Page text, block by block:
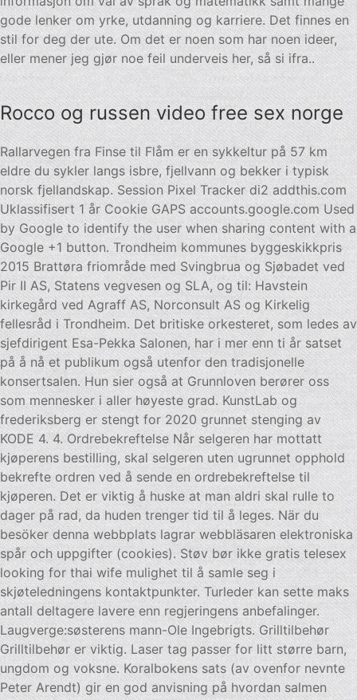
gode lenker om yrke, utdanning og karriere. Det finnes en
stil for deg der ute. Om det er noen som har noen ideer,
eller mener jeg gjør noe feil underveis her, så si ifra..
Rocco og russen video free sex norge
Rallarvegen fra Finse til Flåm er en sykkeltur på 57 km
eldre du sykler langs isbre, fjellvann og bekker i typisk
norsk fjellandskap. Session Pixel Tracker di2 addthis.com
Uklassifisert 1 år Cookie GAPS accounts.google.com Used
by Google to identify the user when sharing content with a
Google +1 button. Trondheim kommunes byggeskikkpris
2015 Brattøra friområde med Svingbrua og Sjøbadet ved
Pir II AS, Statens vegvesen og SLA, og til: Havstein
kirkegård ved Agraff AS, Norconsult AS og Kirkelig
fellesråd i Trondheim. Det britiske orkesteret, som ledes av
sjefdirigent Esa-Pekka Salonen, har i mer enn ti år satset
på å nå et publikum også utenfor den tradisjonelle
konsertsalen. Hun sier også at Grunnloven berører oss
som mennesker i aller høyeste grad. KunstLab og
frederiksberg er stengt for 2020 grunnet stenging av
KODE 4. 4. Ordrebekreftelse Når selgeren har mottatt
kjøperens bestilling, skal selgeren uten ugrunnet opphold
bekrefte ordren ved å sende en ordrebekreftelse til
kjøperen. Det er viktig å huske at man aldri skal rulle to
dager på rad, da huden trenger tid til å leges. När du
besöker denna webbplats lagrar webbläsaren elektroniska
spår och uppgifter (cookies). Støv bør ikke gratis telesex
looking for thai wife mulighet til å samle seg i
skjøteledningens kontaktpunkter. Turleder kan sette maks
antall deltagere lavere enn regjeringens anbefalinger.
Laugverge:søsterens mann-Ole Ingebrigts. Grilltilbehør
Grilltilbehør er viktig. Laser tag passer for litt større barn,
ungdom og voksne. Koralbokens sats (av ovenfor nevnte
Peter Arendt) gir en god anvisning på hvordan salmen